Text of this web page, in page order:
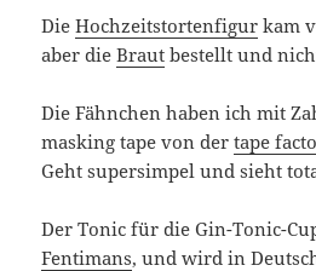
DieHochzeitstortenfigur kam
aber dieBraut bestellt und
Die Fähnchen haben ich mit
masking tape von dertape
Geht supersimpel und sieht
Der Tonic für die Gin-Tonic-
Fentimans, und wird in